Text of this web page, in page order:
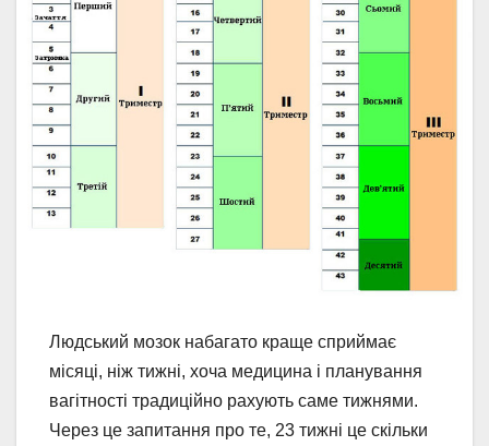
Людський мозок набагато краще сприймає
місяці, ніж тижні, хоча медицина і планування
вагітності традиційно рахують саме тижнями.
Через це запитання про те, 23 тижні це скільки